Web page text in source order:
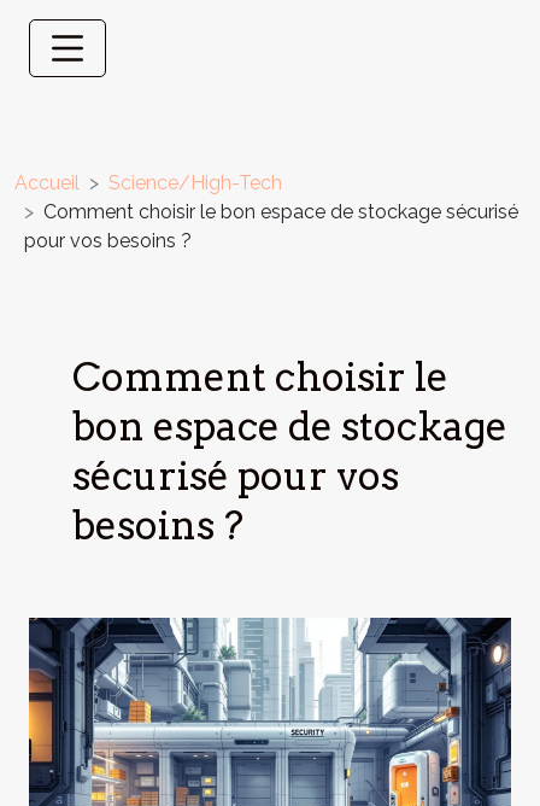
Accueil
Science/High-Tech
Comment choisir le bon espace de stockage sécurisé
pour vos besoins ?
Comment choisir le
bon espace de stockage
sécurisé pour vos
besoins ?